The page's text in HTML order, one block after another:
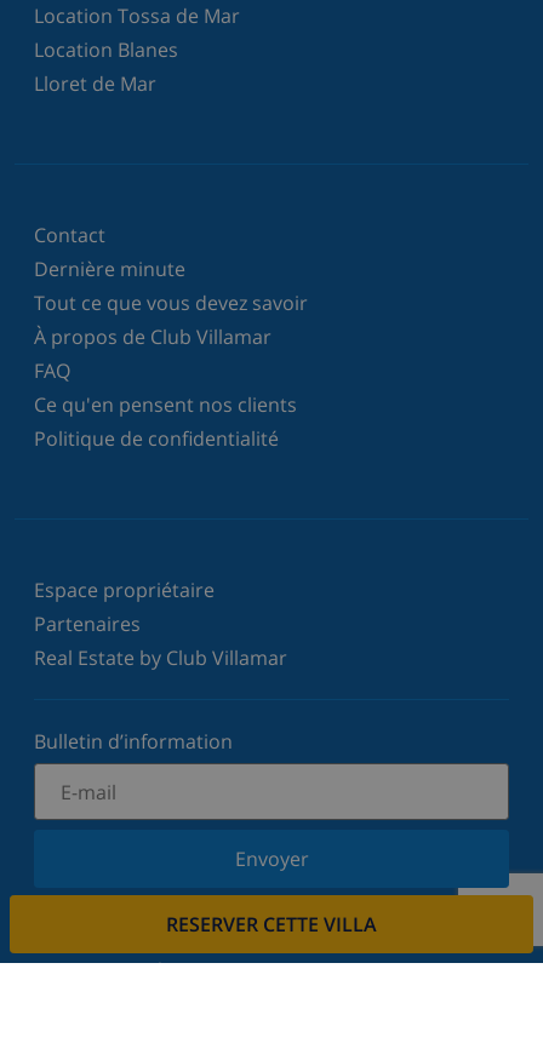
RESERVER CETTE VILLA
Location Tossa de Mar
Location Blanes
Lloret de Mar
Contact
Dernière minute
Tout ce que vous devez savoir
À propos de Club Villamar
FAQ
Ce qu'en pensent nos clients
Politique de confidentialité
Espace propriétaire
Partenaires
Real Estate by Club Villamar
Bulletin d’information
Envoyer
Inscrivez-vous à notre newsletter et restez informé
votre vie privée.